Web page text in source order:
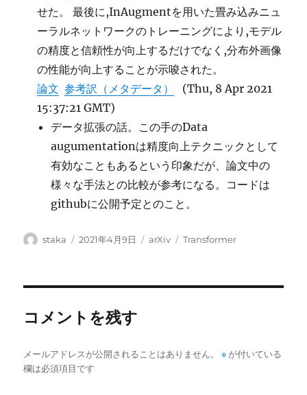
せた。 最後に,InAugmentを用いた畳み込みニュ
ーラルネットワークのトレーニングにより,モデル
の精度と信頼性が向上するだけでなく,分布外画像
の性能が向上することが示唆された。
論文 参考訳（メタデータ）
(Thu, 8 Apr 2021
15:37:21 GMT)
データ拡張の話。この手のData
augumentationは精度向上テクニックとして
有効なこともあるという印象だが、論文中の
様々な手法との比較が参考になる。コードは
githubに公開予定とのこと。
投
staka
投
2021年4月9日
カ
arXiv
タ
Transformer
コメントを残す
メールアドレスが公開されることはありません。 ※ が付いている
欄は必須項目です